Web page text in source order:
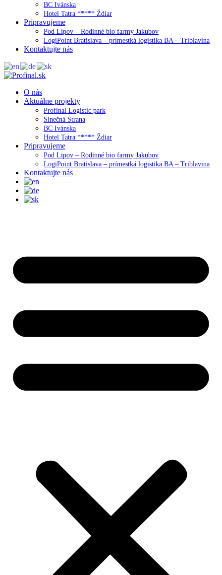
BC Ivánska
Hotel Tatra ***** Ždiar
Pripravujeme
Pod Lipov – Rodinné bio farmy Jakubov
LogiPoint Bratislava – prímestká logistika BA – Triblavina
Kontaktujte nás
O nás
Aktuálne projekty
Profinal Logistic park
Slnečná Strana
BC Ivánska
Hotel Tatra ***** Ždiar
Pripravujeme
Pod Lipov – Rodinné bio farmy Jakubov
LogiPoint Bratislava – prímestká logistika BA – Triblavina
Kontaktujte nás